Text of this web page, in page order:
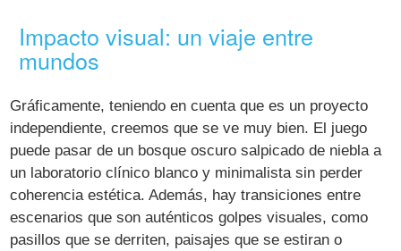
Impacto visual: un viaje entre
mundos
Gráficamente, teniendo en cuenta que es un proyecto
independiente, creemos que se ve muy bien. El juego
puede pasar de un bosque oscuro salpicado de niebla a
un laboratorio clínico blanco y minimalista sin perder
coherencia estética. Además, hay transiciones entre
escenarios que son auténticos golpes visuales, como
pasillos que se derriten, paisajes que se estiran o